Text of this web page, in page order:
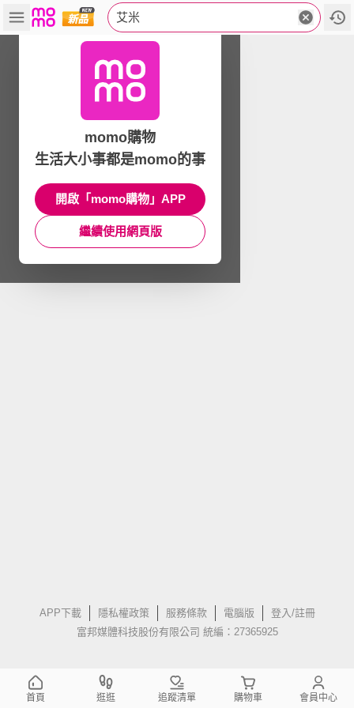
艾米
APP下載 隱私權政策 服務條款 電腦版
登入/註冊
富邦媒體科技股份有限公司 統編：27365925
momo購物
生活大小事都是momo的事
開啟「momo購物」APP
繼續使用網頁版
首頁 逛逛 追蹤清單 購物車 會員中心